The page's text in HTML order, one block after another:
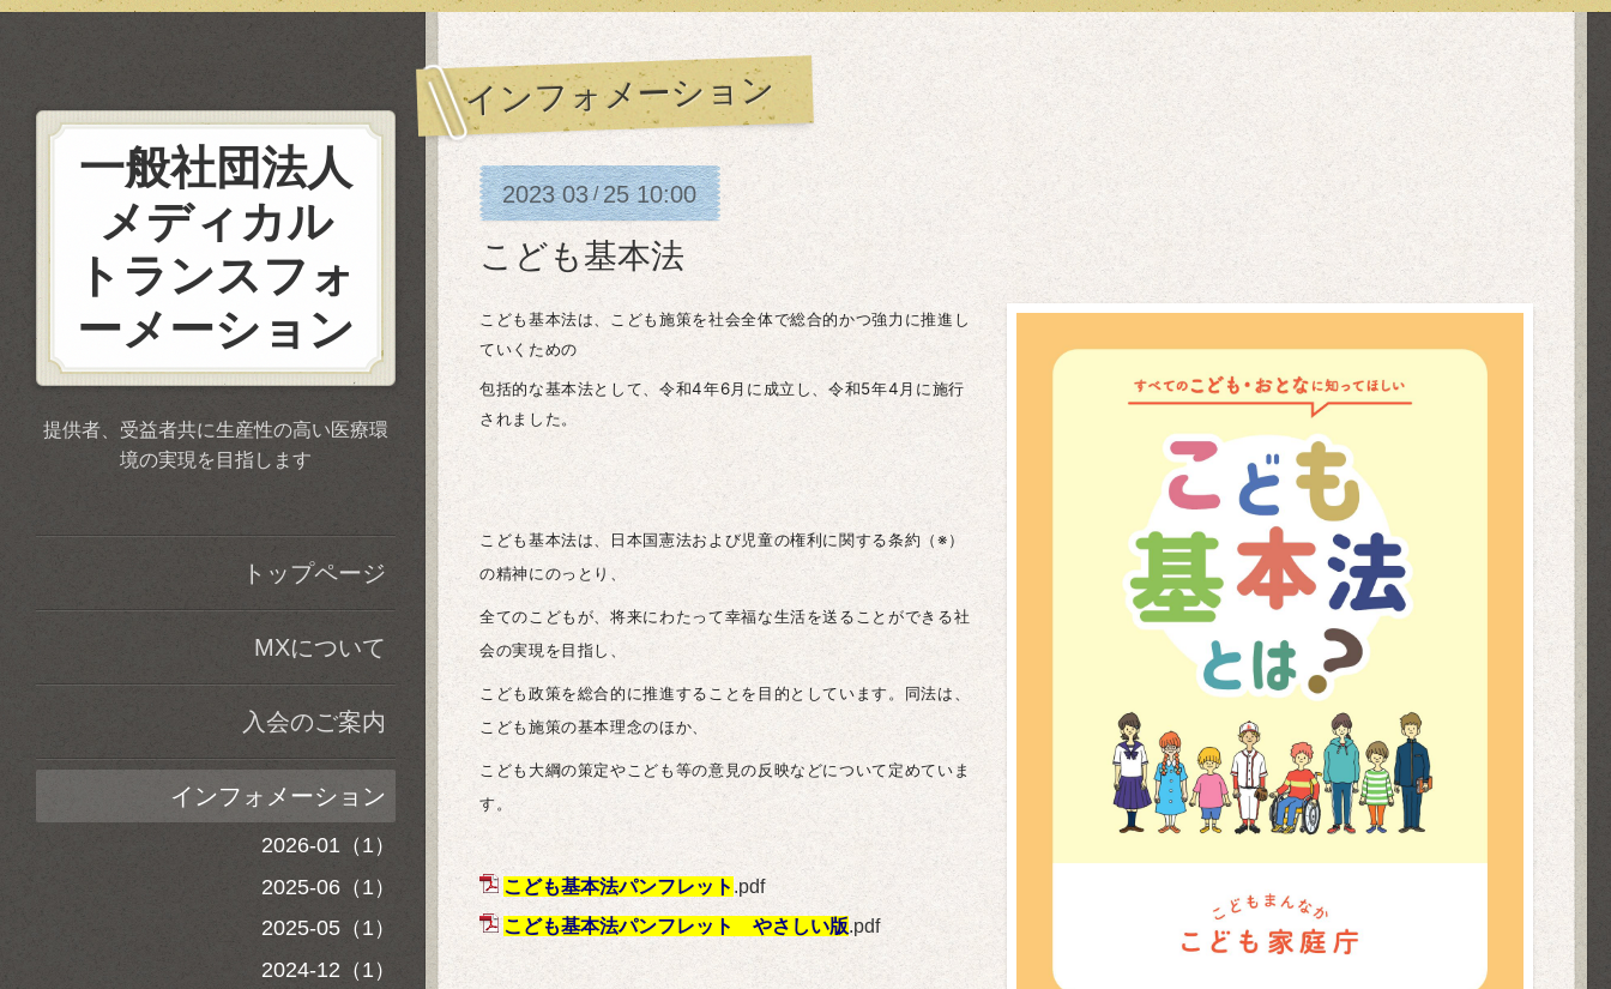
インフォメーション
2023 03/ 25 10:00
こども基本法
こども基本法は、こども施策を社会全体で総合的かつ強力に推進し
ていくための
包括的な基本法として、令和4年6月に成立し、令和5年4月に施行
されました。
こども基本法は、日本国憲法および児童の権利に関する条約（※）
の精神にのっとり、
全てのこどもが、将来にわたって幸福な生活を送ることができる社
会の実現を目指し、
こども政策を総合的に推進することを目的としています。同法は、
こども施策の基本理念のほか、
こども大綱の策定やこども等の意見の反映などについて定めていま
す。
こども基本法パンフレット .pdf
こども基本法パンフレット やさしい版.pdf
一般社団法人
メディカル
トランスフォ
ーメーション
提供者、受益者共に生産性の高い医療環
境の実現を目指します
トップページ
MXについて
入会のご案内
インフォメーション
2026-01（1）
2025-06（1）
2025-05（1）
2024-12（1）